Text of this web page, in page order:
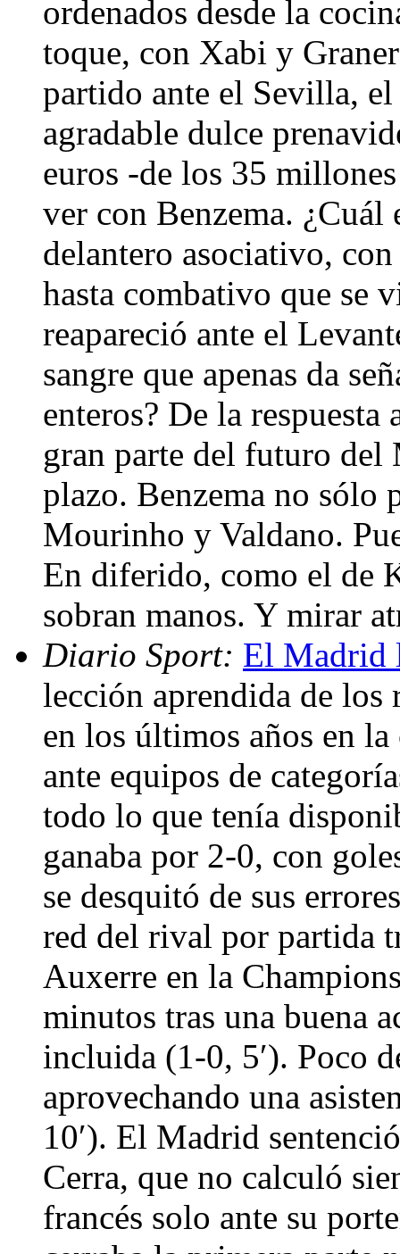
ordenados desde la
toque, con Xabi y
partido ante el Sevilla,
agradable dulce
euros -de los 35
ver con Benzema.
delantero asociativo,
hasta combativo que se
reapareció ante el
sangre que apenas da
enteros? De la respuesta
gran parte del futuro del
plazo. Benzema no sólo
Mourinho y Valdano.
En diferido, como el de
sobran manos. Y mirar
Diario Sport: El Madrid
lección aprendida de
en los últimos años en
ante equipos de
todo lo que tenía
ganaba por 2-0, con
se desquitó de sus
red del rival por partida
Auxerre en la
minutos tras una buena
incluida (1-0, 5′). Poco
aprovechando una
10′). El Madrid
Cerra, que no calculó
francés solo ante su